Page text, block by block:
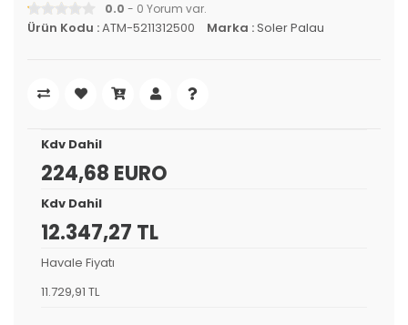
0.0 - 0 Yorum var.
Ürün Kodu :ATM-5211312500 Marka :Soler Palau
Kdv Dahil
224,68 EURO
Kdv Dahil
12.347,27 TL
Havale Fiyatı
11.729,91 TL